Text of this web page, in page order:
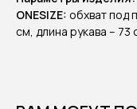
ONESIZE: обхват под
см, длина рукава – 73